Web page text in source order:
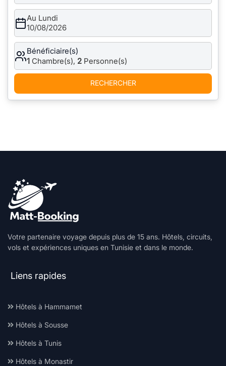
Au Lundi
10/08/2026
Bénéficiaire(s)
1 Chambre(s), 2 Personne(s)
RECHERCHER
Votre partenaire voyage depuis plus de 15 ans. Hôtels, circuits,
vols et expériences uniques en Tunisie et dans le monde.
Liens rapides
Hôtels à Hammamet
Hôtels à Sousse
Hôtels à Tunis
Hôtels à Monastir